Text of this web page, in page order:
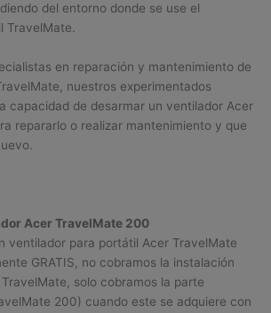
del entorno donde se use el
TravelMate.
en reparación y mantenimiento de
nuestros experimentados
capacidad de desarmar un ventilador Acer
repararlo o realizar mantenimiento y que
Acer TravelMate 200
ventilador para portátil Acer TravelMate
GRATIS, no cobramos la instalación
solo cobramos la parte
200) cuando este se adquiere con